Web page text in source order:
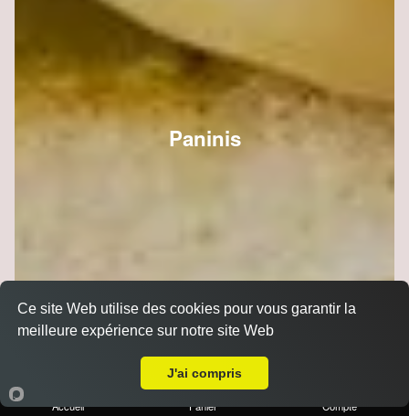
Paninis
Accueil Panier Compte
Ce site Web utilise des cookies pour vous garantir la
meilleure expérience sur notre site Web
J'ai compris